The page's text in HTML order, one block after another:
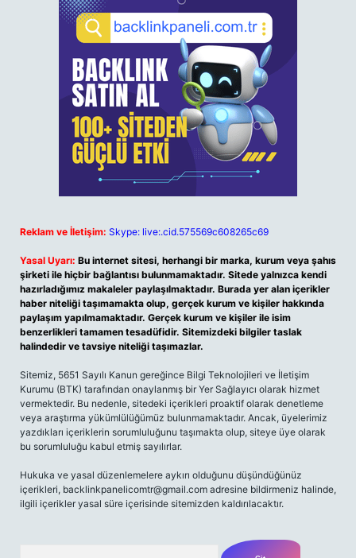
Reklam ve İletişim: Skype: live:.cid.575569c608265c69
Yasal Uyarı: Bu internet sitesi, herhangi bir marka, kurum veya şahıs
şirketi ile hiçbir bağlantısı bulunmamaktadır. Sitede yalnızca kendi
hazırladığımız makaleler paylaşılmaktadır. Burada yer alan içerikler
haber niteliği taşımamakta olup, gerçek kurum ve kişiler hakkında
paylaşım yapılmamaktadır. Gerçek kurum ve kişiler ile isim
benzerlikleri tamamen tesadüfidir. Sitemizdeki bilgiler taslak
halindedir ve tavsiye niteliği taşımazlar.
Sitemiz, 5651 Sayılı Kanun gereğince Bilgi Teknolojileri ve İletişim
Kurumu (BTK) tarafından onaylanmış bir Yer Sağlayıcı olarak hizmet
vermektedir. Bu nedenle, sitedeki içerikleri proaktif olarak denetleme
veya araştırma yükümlülüğümüz bulunmamaktadır. Ancak, üyelerimiz
yazdıkları içeriklerin sorumluluğunu taşımakta olup, siteye üye olarak
bu sorumluluğu kabul etmiş sayılırlar.
Hukuka ve yasal düzenlemelere aykırı olduğunu düşündüğünüz
içerikleri, backlinkpanelicomtr@gmail.com adresine bildirmeniz halinde,
ilgili içerikler yasal süre içerisinde sitemizden kaldırılacaktır.